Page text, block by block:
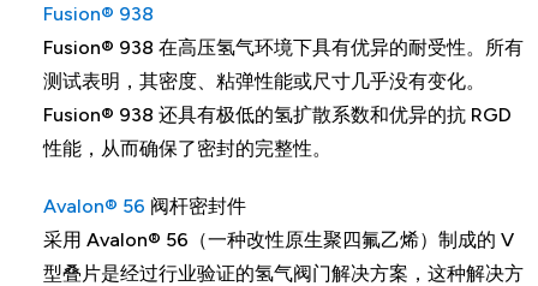
Fusion® 938
Fusion® 938 在高压氢气环境下具有优异的耐受性。所有
测试表明，其密度、粘弹性能或尺寸几乎没有变化。
Fusion® 938 还具有极低的氢扩散系数和优异的抗 RGD
性能，从而确保了密封的完整性。
Avalon® 56 阀杆密封件
采用 Avalon® 56（一种改性原生聚四氟乙烯）制成的 V
型叠片是经过行业验证的氢气阀门解决方案，这种解决方